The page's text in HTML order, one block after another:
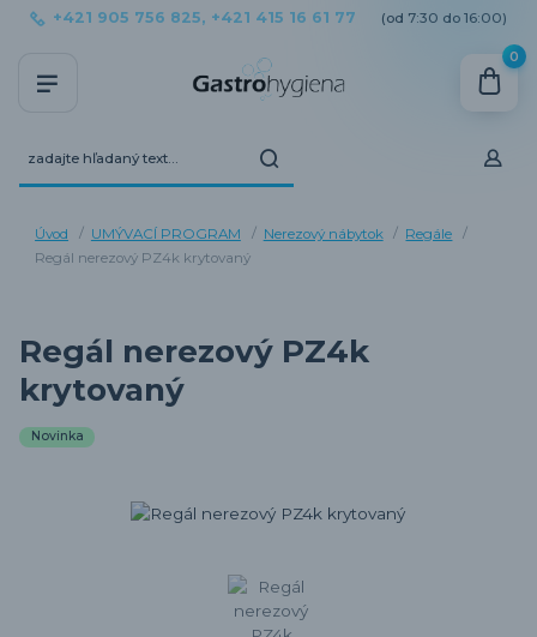
+421 905 756 825, +421 415 16 61 77 (od 7:30 do 16:00)
0
Úvod UMÝVACÍ PROGRAM Nerezový nábytok
Regále
Regál nerezový PZ4k krytovaný
Regál nerezový PZ4k
krytovaný
Novinka